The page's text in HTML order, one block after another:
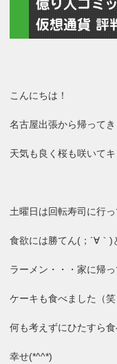
億り人コミ
仮想通貨 評
こんにちは！
名古屋出張から帰って
天気も良く桜も咲いて
土曜日は回転寿司に行
食欲には勝てん(；´∀｀
ラーメン・・・家に帰
ケーキも食べました（笑
何も考えずにひたすら
幸せ(*^^*)